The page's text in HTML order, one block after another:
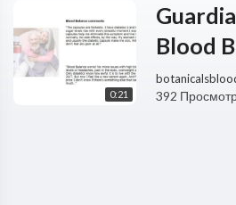
0:21
Blood
Side
392